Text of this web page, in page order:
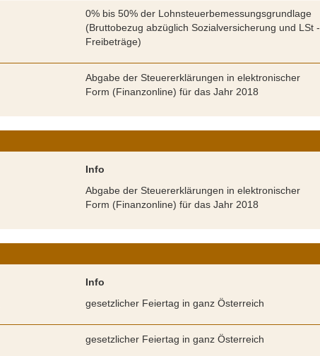
0% bis 50% der Lohnsteuerbemessungsgrundlage
(Bruttobezug abzüglich Sozialversicherung und LSt -
Freibeträge)
Abgabe der Steuererklärungen in elektronischer
Form (Finanzonline) für das Jahr 2018
Info
Abgabe der Steuererklärungen in elektronischer
Form (Finanzonline) für das Jahr 2018
Info
gesetzlicher Feiertag in ganz Österreich
gesetzlicher Feiertag in ganz Österreich